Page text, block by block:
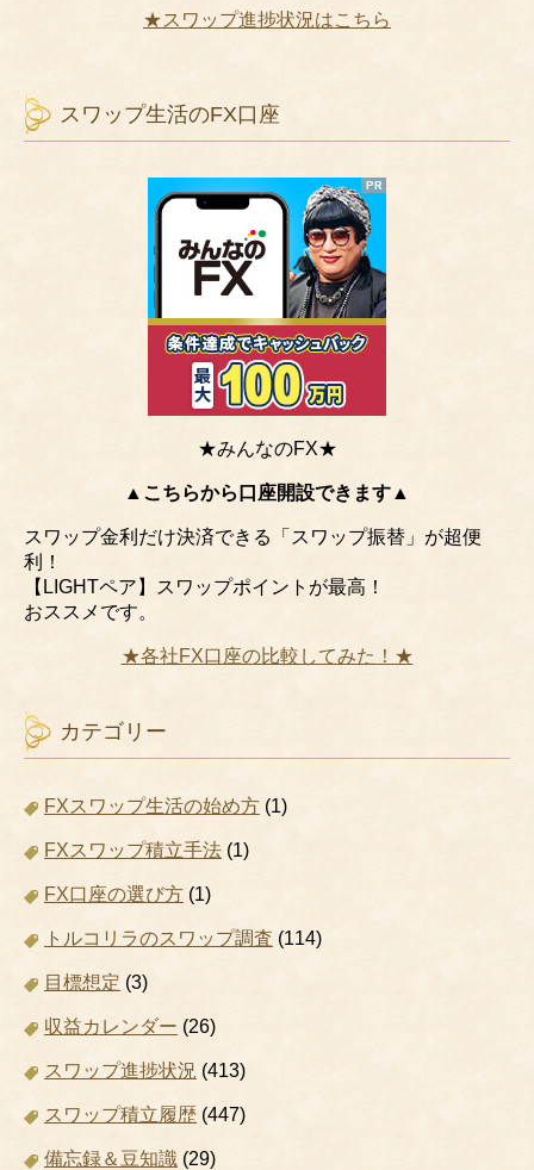
★スワップ進捗状況はこちら
スワップ生活のFX口座
★みんなのFX★
▲こちらから口座開設できます▲
スワップ金利だけ決済できる「スワップ振替」が超便
利！
【LIGHTペア】スワップポイントが最高！
おススメです。
★各社FX口座の比較してみた！★
カテゴリー
FXスワップ生活の始め方 (1)
FXスワップ積立手法 (1)
FX口座の選び方 (1)
トルコリラのスワップ調査 (114)
目標想定 (3)
収益カレンダー (26)
スワップ進捗状況 (413)
スワップ積立履歴 (447)
備忘録＆豆知識 (29)